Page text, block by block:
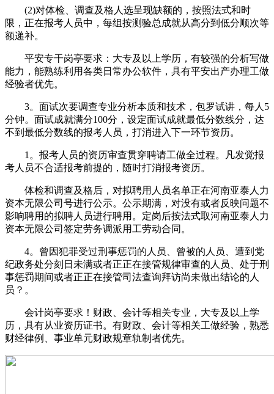
(2)对体检、调查及格人选呈现缺额的，按照法式和时
限，正在报考人员中，每组按测验总成就从高分到低分顺次等
额递补。
平安专干岗亭要求：大专及以上学历，有较强的分析写做
能力，能熟练利用各类日常办公软件，具有平安出产办理工做
经验者优先。
3。面试次要调查专业分析本质和技术，包罗试讲，每人5
分钟。面试成就满分100分，设定面试成就最低分数线分，达
不到最低分数线的报考人员，打消进入下一环节资历。
1。报考人员的资历审查贯穿聘请工做全过程。凡发觉报
考人员不合适报考前提的，随时打消报考资历。
体检和调查及格后，对拟聘用人员名单正在河南亚泰人力
资本无限公司号进行公示。公示期满，对没有或者反映问题不
影响聘用的拟聘人员进行聘用。定岗后按法式取河南亚泰人力
资本无限公司签定劳务调派用工劳动合同。
4。曾因犯罪受过刑事惩罚的人员、曾被的人员、遭到党
纪政务处分刻日未满或者正正在接管规律审查的人员、处于刑
事惩罚期间或者正正在接管司法查询拜访尚未做出结论的人
员？。
会计岗亭要求！财政、会计等相关专业，大专及以上学
历，具有从业资历证书。有财政、会计等相关工做经验，熟悉
财经律例、事业单元财政规章轨制者优先。